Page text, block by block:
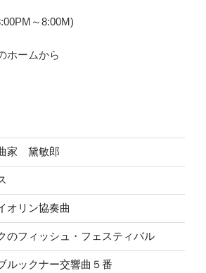
～8:00M)
ホームから
家 黛敏郎
リン協奏曲
のフィッシュ・フェスティバル
ックナー交響曲５番